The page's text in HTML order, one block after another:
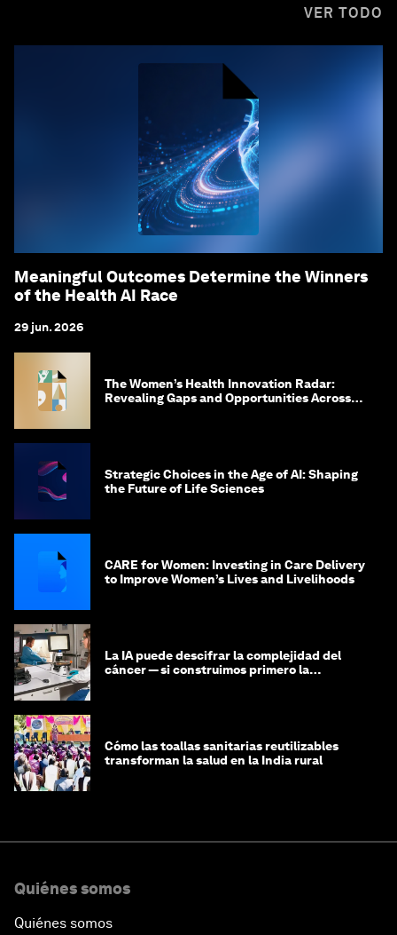
VER TODO
Meaningful Outcomes Determine the Winners
of the Health AI Race
29 jun. 2026
The Women’s Health Innovation Radar:
Revealing Gaps and Opportunities Across
Strategic Choices in the Age of AI: Shaping
the Future of Life Sciences
CARE for Women: Investing in Care Delivery
to Improve Women’s Lives and Livelihoods
La IA puede descifrar la complejidad del
cáncer — si construimos primero la
Cómo las toallas sanitarias reutilizables
transforman la salud en la India rural
Quiénes somos
Quiénes somos